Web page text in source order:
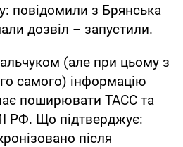
повідомили з Брянська
дозвіл – запустили.
(але при цьому з
самого) інформацію
поширювати ТАСС та
РФ. Що підтверджує:
після